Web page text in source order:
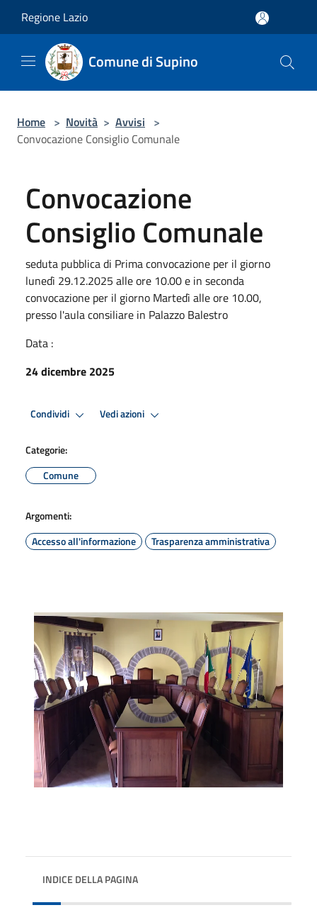
Regione Lazio
Comune di Supino
Home > Novità > Avvisi >
Convocazione Consiglio Comunale
Convocazione
Consiglio Comunale
seduta pubblica di Prima convocazione per il giorno
lunedì 29.12.2025 alle ore 10.00 e in seconda
convocazione per il giorno Martedì alle ore 10.00,
presso l'aula consiliare in Palazzo Balestro
Data :
24 dicembre 2025
Condividi Vedi azioni
Categorie:
Comune
Argomenti:
Accesso all'informazione
Trasparenza amministrativa
INDICE DELLA PAGINA